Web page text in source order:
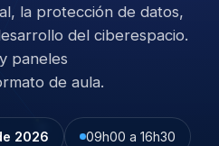
la protección de datos,
del ciberespacio.
paneles
de aula.
2026 09h00 a 16h30